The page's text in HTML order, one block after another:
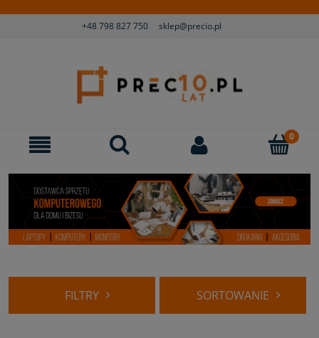
+48 798 827 750 sklep@precio.pl
FILTRY SORTOWANIE